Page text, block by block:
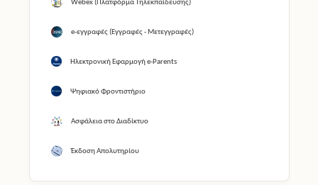
Webex (Πλατφόρμα Τηλεκπαίδευσης)
e-εγγραφές (Εγγραφές - Μετεγγραφές)
Ηλεκτρονική Εφαρμογή e-Parents
Ψηφιακό Φροντιστήριο
Ασφάλεια στο Διαδίκτυο
Έκδοση Απολυτηρίου